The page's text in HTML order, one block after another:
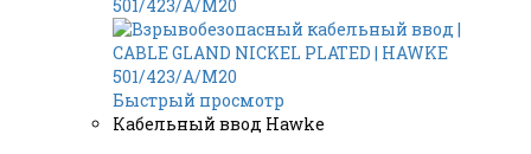
Быстрый просмотр
Кабельный ввод Hawke